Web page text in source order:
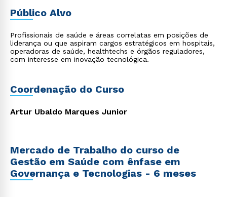
Público Alvo
Profissionais de saúde e áreas correlatas em posições de
liderança ou que aspiram cargos estratégicos em hospitais,
operadoras de saúde, healthtechs e órgãos reguladores,
com interesse em inovação tecnológica.
Coordenação do Curso
Artur Ubaldo Marques Junior
Mercado de Trabalho do curso de
Gestão em Saúde com ênfase em
Governança e Tecnologias - 6 meses